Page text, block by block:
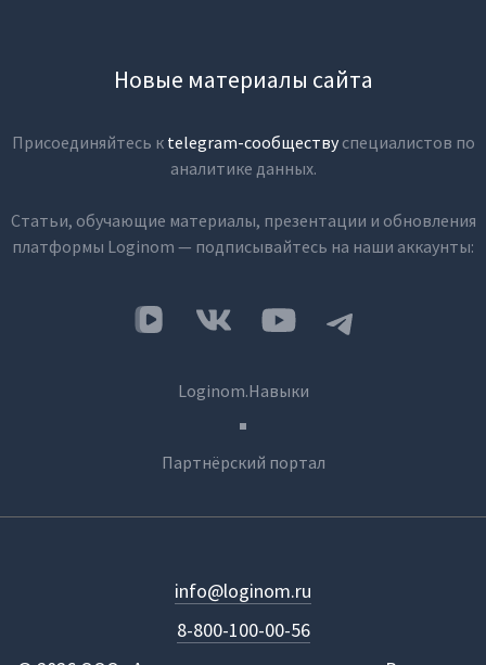
Новые материалы сайта
Присоединяйтесь к telegram-сообществуспециалистов по
аналитике данных.
Статьи, обучающие материалы, презентации и обновления
платформы Loginom — подписывайтесь на наши аккаунты:
Loginom.Навыки
Партнёрский портал
8-800-100-00-56
info@loginom.ru